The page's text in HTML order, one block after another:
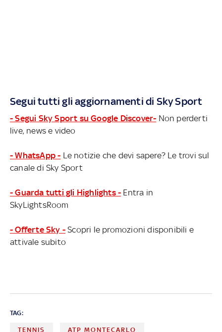
Segui tutti gli aggiornamenti di Sky Sport
- Segui Sky Sport su Google Discover- Non perderti
live, news e video
- WhatsApp - Le notizie che devi sapere? Le trovi sul
canale di Sky Sport
- Guarda tutti gli Highlights - Entra in
SkyLightsRoom
- Offerte Sky - Scopri le promozioni disponibili e
attivale subito
TAG:
TENNIS ATP MONTECARLO